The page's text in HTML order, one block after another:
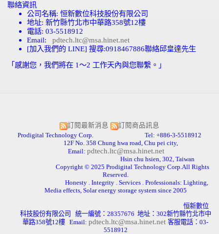
聯絡資訊
公司名稱: 恒新數位科技股份有限公司
地址: 新竹縣竹北市中華路358號12樓
電話: 03-5518912
Email: pdtech.ltc@msa.hinet.net
[加入我們的 LINE] 搜尋:0918467886聯絡邱皇達先生
「感謝您，我們將在 1～2 工作天內與您聯繫。」
訂閱最新消息
訂閱商品訊息
Prodigital Technology Corp. Tel: +886-3-5518912
12F No. 358 Chung hwa road, Chu pei city,
Email: pdtech.ltc@msa.hinet.net
Hsin chu hsien, 302, Taiwan
Copyright © 2025 Prodigital Technology Corp.All Rights
Reserved.
Honesty . Integrity . Services . Professionals: Lighting,
Media effects, Solar energy storage system since 2005
恒新數位
科技股份有限公司 統一編號： 28357676 地址： 302新竹縣竹北市中
華路358號12樓 Email: pdtech.ltc@msa.hinet.net 客服電話： 03-
5518912